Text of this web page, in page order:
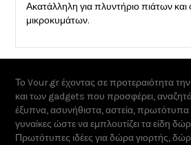
Ακατάλληλη για πλυντήριο πιάτων
μικροκυμάτων.
Το Vour.gr έχοντας σε προτεραιότητα
και των gadgets που προσφέρει,
έξυπνα, ασυνήθιστα, αστεία, πρωτότυπα
γυναίκες ώστε να εμπλουτίζει τα είδη
Πρωτότυπες ιδέες για δώρα γιορτής,